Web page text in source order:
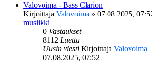
Valovoima - Bass Clarion
Kirjoittaja Valovoima » 07.08.2025,
musiikki
0 Vastaukset
8112 Luettu
Uusin viesti Kirjoittaja Valovoima
07.08.2025, 07:52